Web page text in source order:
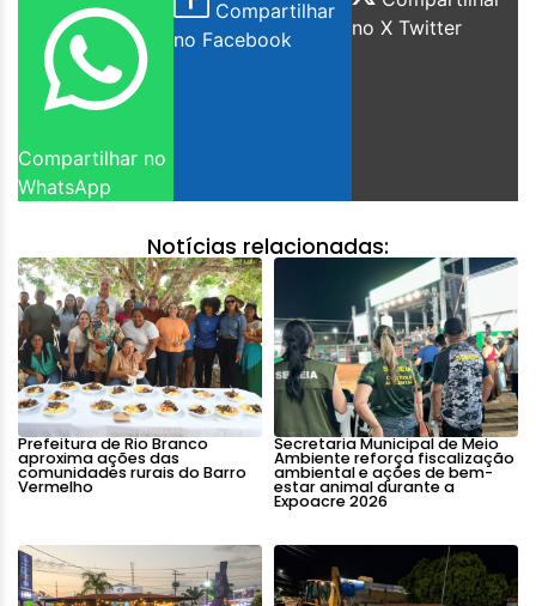
Compartilhar no
WhatsApp
Compartilhar
no Facebook
no X Twitter
Notícias relacionadas:
Prefeitura de Rio Branco
aproxima ações das
comunidades rurais do Barro
Vermelho
Secretaria Municipal de Meio
Ambiente reforça fiscalização
ambiental e ações de bem-
estar animal durante a
Expoacre 2026